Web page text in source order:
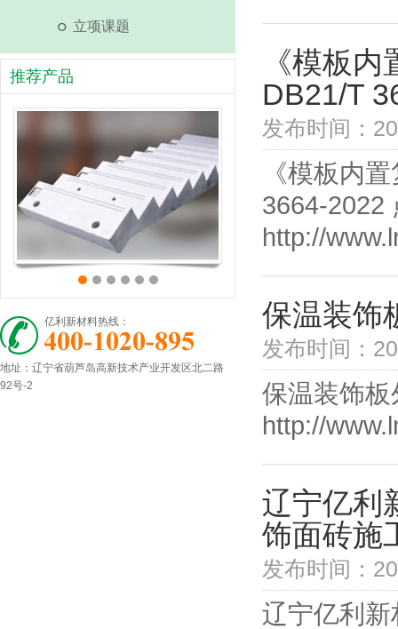
立项课题
推荐产品
亿利新材料热线：
地址：辽宁省葫芦岛高新技术产业开发区北二路
92号-2
《模板
DB21/T
发布时间：
《模板内
3664-2022
http://
保温装饰
发布时间：
保温装饰
http://
辽宁亿利
饰面砖施
发布时间：
辽宁亿利